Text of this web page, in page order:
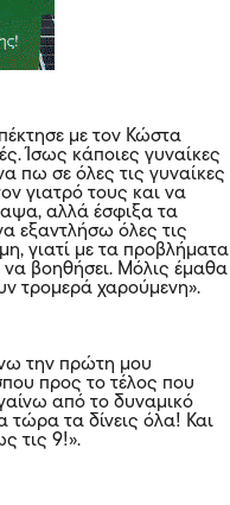
με τον Κώστα
Ίσως κάποιες γυναίκες
πω σε όλες τις γυναίκες
γιατρό τους και να
αλλά έσφιξα τα
εξαντλήσω όλες τις
γιατί με τα προβλήματα
να βοηθήσει. Μόλις έμαθα
τρομερά χαρούμενη».
την πρώτη μου
προς το τέλος που
από το δυναμικό
τώρα τα δίνεις όλα! Και
τις 9!».